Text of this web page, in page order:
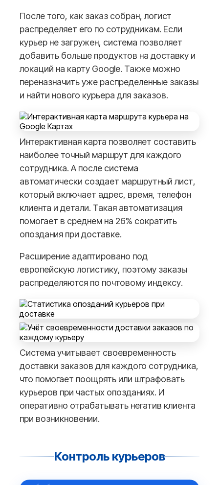
После того, как заказ собран, логист
распределяет его по сотрудникам. Если
курьер не загружен, система позволяет
добавить больше продуктов на доставку и
локаций на карту Google. Также можно
переназначить уже распределенные заказы
и найти нового курьера для заказов.
Интерактивная карта позволяет составить
наиболее точный маршрут для каждого
сотрудника. А после система
автоматически создает маршрутный лист,
который включает адрес, время, телефон
клиента и детали. Такая автоматизация
помогает в среднем на 26% сократить
опоздания при доставке.
Расширение адаптировано под
европейскую логистику, поэтому заказы
распределяются по почтовому индексу.
Система учитывает своевременность
доставки заказов для каждого сотрудника,
что помогает поощрять или штрафовать
курьеров при частых опозданиях. И
оперативно отрабатывать негатив клиента
при возникновении.
Контроль курьеров